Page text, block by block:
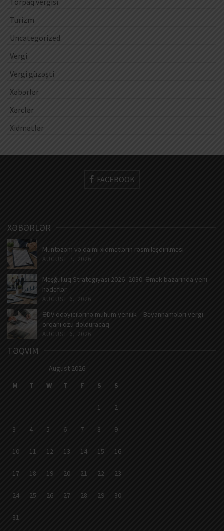
Turizm
Uncategorized
Vergi
Vergi güzəşti
Xəbərlər
Xərclər
Xidmətlər
FACEBOOK
XƏBƏRLƏR
Müntəzəm və daimi xidmətlərin rəsmiləşdirilməsi
AUGUST 7, 2026
Məşğulluq Strategiyası 2026–2030: Əmək bazarında yeni
hədəflər
AUGUST 6, 2026
ƏDV ödəyicilərinə mühüm yenilik – Bəyannamələri vergi
orqanı özü dolduracaq
AUGUST 6, 2026
TƏQVIM
August 2026
M
T W T F S S
1 2
3 4 5 6 7 8 9
10 11 12 13 14 15 16
17 18 19 20 21 22 23
24 25 26 27 28 29 30
31